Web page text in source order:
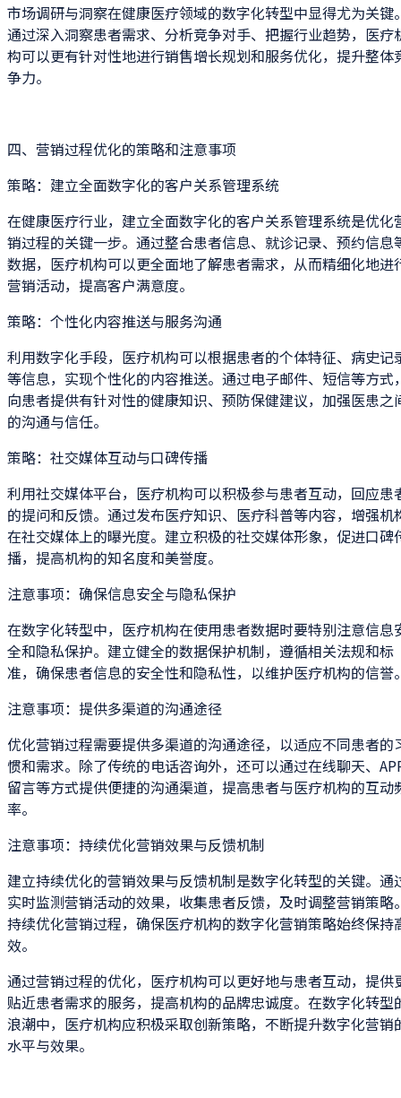
市场调研与洞察在健康医疗领域的数字化转型中显得尤为关键
通过深入洞察患者需求、分析竞争对手、把握行业趋势，医疗
构可以更有针对性地进行销售增长规划和服务优化，提升整体
争力。
四、营销过程优化的策略和注意事项
策略：建立全面数字化的客户关系管理系统
在健康医疗行业，建立全面数字化的客户关系管理系统是优化
销过程的关键一步。通过整合患者信息、就诊记录、预约信息
数据，医疗机构可以更全面地了解患者需求，从而精细化地进
营销活动，提高客户满意度。
策略：个性化内容推送与服务沟通
利用数字化手段，医疗机构可以根据患者的个体特征、病史记
等信息，实现个性化的内容推送。通过电子邮件、短信等方式
向患者提供有针对性的健康知识、预防保健建议，加强医患之
的沟通与信任。
策略：社交媒体互动与口碑传播
利用社交媒体平台，医疗机构可以积极参与患者互动，回应患
的提问和反馈。通过发布医疗知识、医疗科普等内容，增强机
在社交媒体上的曝光度。建立积极的社交媒体形象，促进口碑
播，提高机构的知名度和美誉度。
注意事项：确保信息安全与隐私保护
在数字化转型中，医疗机构在使用患者数据时要特别注意信息
全和隐私保护。建立健全的数据保护机制，遵循相关法规和标
准，确保患者信息的安全性和隐私性，以维护医疗机构的信誉
注意事项：提供多渠道的沟通途径
优化营销过程需要提供多渠道的沟通途径，以适应不同患者的
惯和需求。除了传统的电话咨询外，还可以通过在线聊天、
留言等方式提供便捷的沟通渠道，提高患者与医疗机构的互动
率。
注意事项：持续优化营销效果与反馈机制
建立持续优化的营销效果与反馈机制是数字化转型的关键。通
实时监测营销活动的效果，收集患者反馈，及时调整营销策略
持续优化营销过程，确保医疗机构的数字化营销策略始终保持
效。
通过营销过程的优化，医疗机构可以更好地与患者互动，提供
贴近患者需求的服务，提高机构的品牌忠诚度。在数字化转型
浪潮中，医疗机构应积极采取创新策略，不断提升数字化营销
水平与效果。